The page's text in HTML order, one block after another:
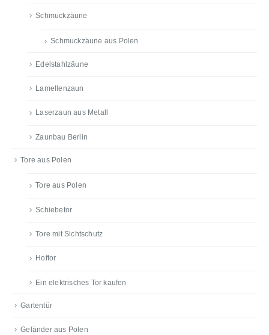
Schmuckzäune
Schmuckzäune aus Polen
Edelstahlzäune
Lamellenzaun
Laserzaun aus Metall
Zaunbau Berlin
Tore aus Polen
Tore aus Polen
Schiebetor
Tore mit Sichtschutz
Hoftor
Ein elektrisches Tor kaufen
Gartentür
Geländer aus Polen